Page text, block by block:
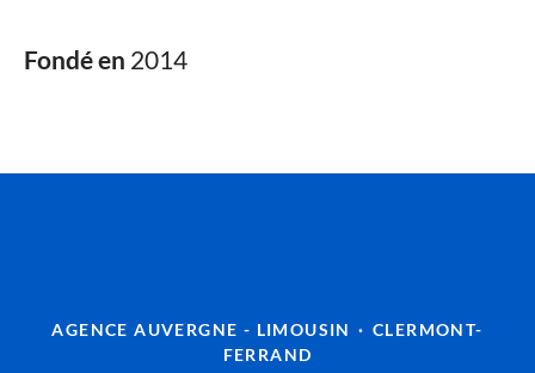
Fondé en 2014
AGENCE AUVERGNE - LIMOUSIN · CLERMONT-
FERRAND